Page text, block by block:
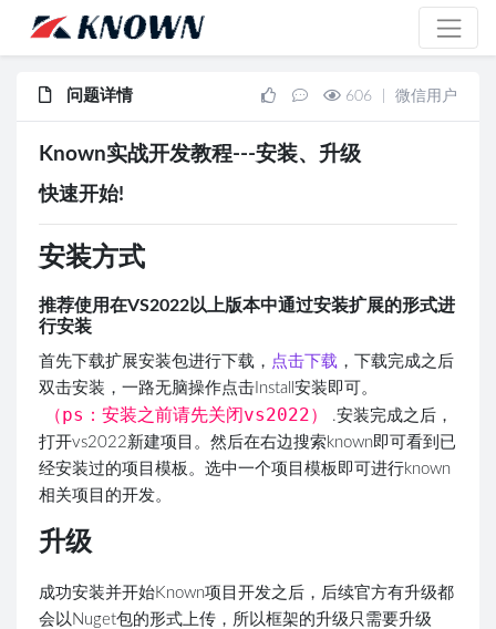
问题详情 606 微信用户
Known实战开发教程---安装、升级
快速开始!
安装方式
推荐使用在VS2022以上版本中通过安装扩展的形式进
行安装
首先下载扩展安装包进行下载， 点击下载 ，下载完成之后
双击安装，一路无脑操作点击Install安装即可。
（ps：安装之前请先关闭vs2022）
.安装完成之后，
打开vs2022新建项目。然后在右边搜索known即可看到已
经安装过的项目模板。选中一个项目模板即可进行known
相关项目的开发。
升级
成功安装并开始Known项目开发之后，后续官方有升级都
会以Nuget包的形式上传，所以框架的升级只需要升级